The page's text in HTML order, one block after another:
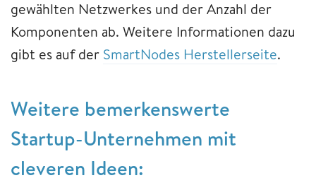
gewählten Netzwerkes und der Anzahl der
Komponenten ab. Weitere Informationen dazu
gibt es auf der SmartNodes Herstellerseite.
Weitere bemerkenswerte
Startup-Unternehmen mit
cleveren Ideen: